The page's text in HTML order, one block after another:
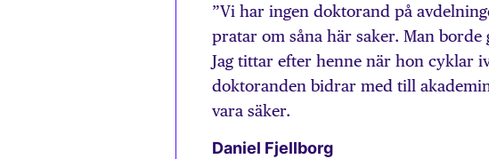
”Vi har ingen doktorand på
pratar om såna här saker. Man borde
Jag tittar efter henne när hon cyklar
doktoranden bidrar med till
vara säker.
Daniel Fjellborg